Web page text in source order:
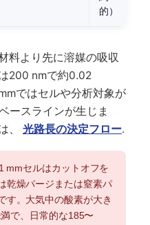
的）
料より先に溶媒の吸収
200 nmで約0.02
ではセルや分析対象が
ースラインが生じま
、 光路長の決定フロー.
mmセルはカットオフを
乾燥パージまたは窒素パ
す。大気中の酸素が大き
で、日常的な185〜